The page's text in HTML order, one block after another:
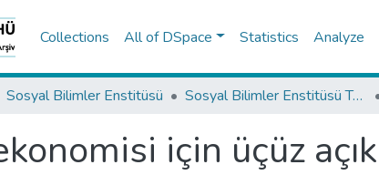
Collections All of DSpace Statistics Analyze
Sosyal Bilimler Enstitüsü Sosyal Bilimler Enstitüsü Tez Koleksiyonu
için üçüz